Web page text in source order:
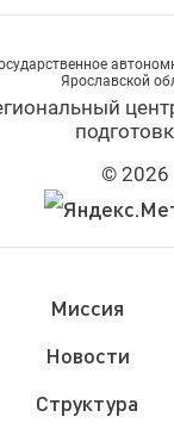
Ярославской
© 2026
Миссия
Новости
Структура